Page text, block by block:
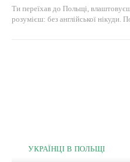
Ти переїхав до Польщі,
розумієш: без англійської нікуди.
УКРАЇНЦІ В ПОЛЬЩІ